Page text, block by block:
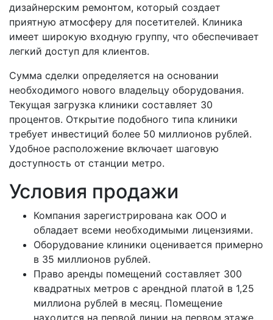
дизайнерским ремонтом, который создает
приятную атмосферу для посетителей. Клиника
имеет широкую входную группу, что обеспечивает
легкий доступ для клиентов.
Сумма сделки определяется на основании
необходимого нового владельцу оборудования.
Текущая загрузка клиники составляет 30
процентов. Открытие подобного типа клиники
требует инвестиций более 50 миллионов рублей.
Удобное расположение включает шаговую
доступность от станции метро.
Условия продажи
Компания зарегистрирована как ООО и
обладает всеми необходимыми лицензиями.
Оборудование клиники оценивается примерно
в 35 миллионов рублей.
Право аренды помещений составляет 300
квадратных метров с арендной платой в 1,25
миллиона рублей в месяц. Помещение
находится на первой линии на первом этаже.